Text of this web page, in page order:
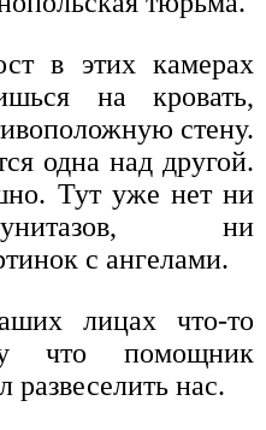
в этих камерах
на кровать,
стену.
одна над другой.
Тут уже нет ни
ни
с ангелами.
лицах что-то
что помощник
нас.